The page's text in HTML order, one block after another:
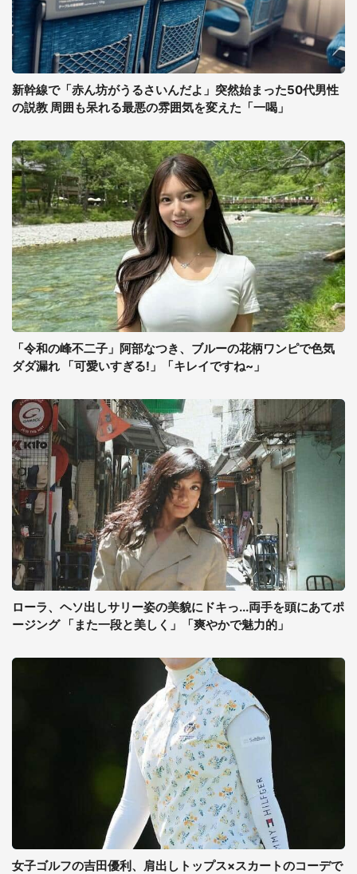
新幹線で「赤ん坊がうるさいんだよ」突然始まった50代男性
の説教 周囲も呆れる最悪の雰囲気を変えた「一喝」
「令和の峰不二子」阿部なつき、ブルーの花柄ワンピで色気
ダダ漏れ 「可愛いすぎる!」「キレイですね~」
ローラ、ヘソ出しサリー姿の美貌にドキっ...両手を頭にあてポ
ージング 「また一段と美しく」「爽やかで魅力的」
女子ゴルフの吉田優利、肩出しトップス×スカートのコーデで